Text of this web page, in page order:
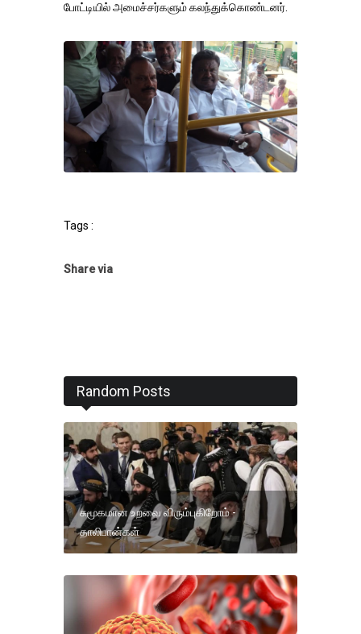
போட்டியில் அமைச்சர்களும் கலந்துக்கொண்டனர்.
Tags :
Share via
Random Posts
சுமூகமான உறவை விரும்புகிறோம் -
தாலிபான்கள்